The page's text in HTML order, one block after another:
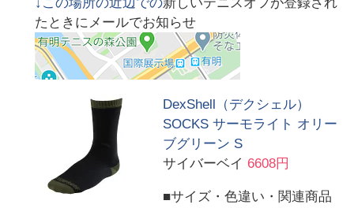
たときにメールでお知らせ
DexShell（デクシェル）
SOCKS サーモライト オリー
ブグリーン S
サイバーベイ 6608円
■サイズ・色違い・関連商品